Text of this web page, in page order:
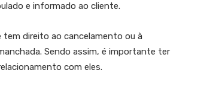
e informado ao cliente.
direito ao cancelamento ou à
Sendo assim, é importante ter
com eles.